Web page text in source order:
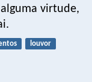
alguma virtude,
louvor